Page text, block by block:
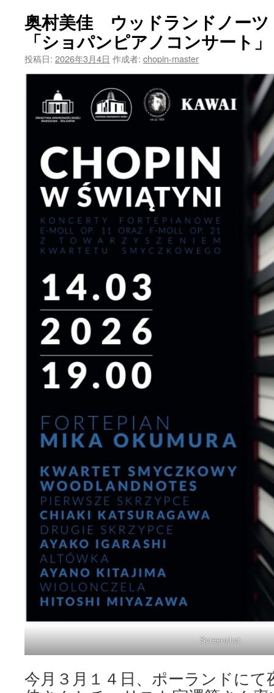
ピ
ア
ノ
リ
サ
タ
ル
場
あ
り
が
と
う
ご
ざ
い
ま
た
は
奥村美佳 ウッドランドノー
「ショパンピアノコンサー
投稿日: 2026年3月4日 作成者: chopin-master
Screenshot
今月３月１４日、ポーランドにて